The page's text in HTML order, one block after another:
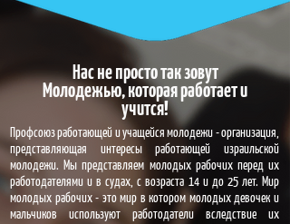
Нас не просто так зовут
Молодежью, которая работает и
учится!
Профсоюз работающей и учащейся молодежи - организация,
представляющая интересы работающей израильской
молодежи. Мы представляем молодых рабочих перед их
работодателями и в судах, с возраста 14 и до 25 лет. Мир
молодых рабочих - это мир в котором молодых девочек и
мальчиков используют работодатели вследствие их